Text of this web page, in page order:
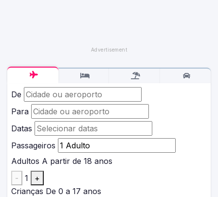
De
Para
Datas
Passageiros
Adultos A partir de 18 anos
-
1
+
Crianças De 0 a 17 anos